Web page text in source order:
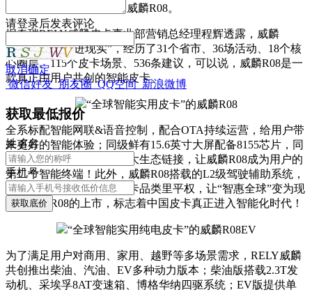
于“全球智能实用皮卡”的威麟R08。
据奇瑞RELY威麟皮卡事业部营销总经理程辉透露，威麟
R08“从图纸走进现实”，经历了31个省市、36场活动、18个核
心圈层、115个皮卡场景、536条建议，可以说，威麟R08是一
款真正由用户共创的智能皮卡。
“全球智能实用皮卡”的威麟R08
全系标配智能网联&语音控制，配合OTA持续运营，给用户带
来更好的智能体验；同级鲜有15.6英寸大屏配备8155芯片，同
时通过微信小程序植入十大生态链接，让威麟R08成为用户的
第二个智能终端！此外，威麟R08搭载的L2级驾驶辅助系统，
让智能辅助驾驶真正在皮卡品类里平权，让“智惠全球”变为现
实。威麟R08的上市，标志着中国皮卡真正进入智能化时代！
“全球智能实用纯电皮卡”的威麟R08EV
为了满足用户对商用、家用、越野等多场景需求，RELY威麟
共创推出柴油、汽油、EV多种动力版本；柴油版搭载2.3T发
动机、采埃孚8AT变速箱、博格华纳四驱系统；EV版提供单
请登录后发表评论
取消确定
微信好友 朋友圈 QQ空间 新浪微博
获取最低报价
姓名名
手机号
获取底价